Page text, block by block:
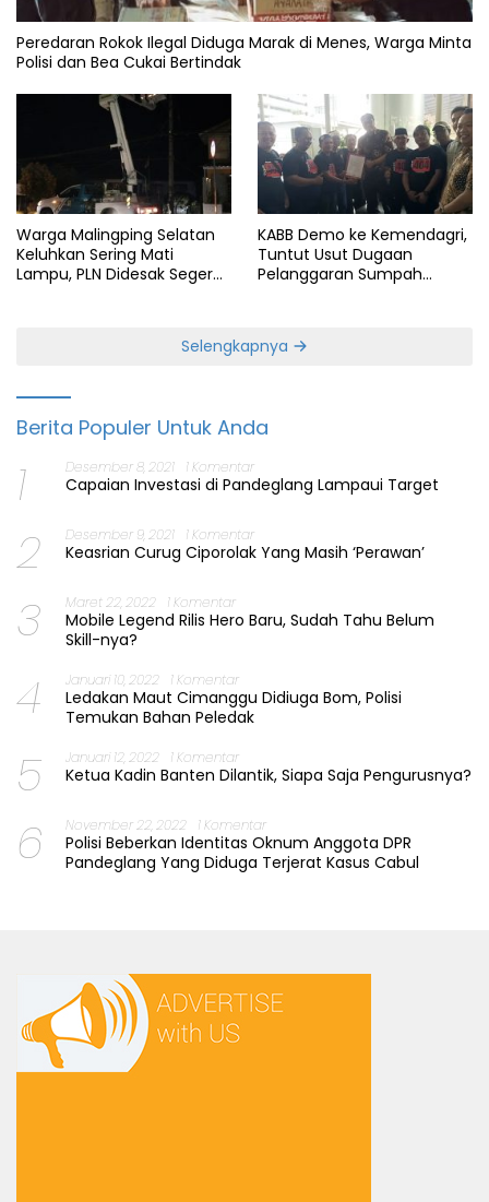
Peredaran Rokok Ilegal Diduga Marak di Menes, Warga Minta
Polisi dan Bea Cukai Bertindak
Warga Malingping Selatan
Keluhkan Sering Mati
Lampu, PLN Didesak Segera
KABB Demo ke Kemendagri,
Tuntut Usut Dugaan
Pelanggaran Sumpah
Selengkapnya
Berita Populer Untuk Anda
1 Desember 8, 2021 1 Komentar
Capaian Investasi di Pandeglang Lampaui Target
2 Desember 9, 2021 1 Komentar
Keasrian Curug Ciporolak Yang Masih ‘Perawan’
3 Maret 22, 2022 1 Komentar
Mobile Legend Rilis Hero Baru, Sudah Tahu Belum
Skill-nya?
4 Januari 10, 2022 1 Komentar
Ledakan Maut Cimanggu Didiuga Bom, Polisi
Temukan Bahan Peledak
5 Januari 12, 2022 1 Komentar
Ketua Kadin Banten Dilantik, Siapa Saja Pengurusnya?
6 November 22, 2022 1 Komentar
Polisi Beberkan Identitas Oknum Anggota DPR
Pandeglang Yang Diduga Terjerat Kasus Cabul